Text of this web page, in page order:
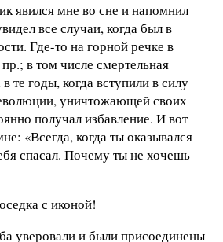
явился мне во сне и напомнил
все случаи, когда был в
Где-то на горной речке в
в том числе смертельная
те годы, когда вступили в силу
уничтожающей своих
получал избавление. И вот
«Всегда, когда ты оказывался
спасал. Почему ты не хочешь
с иконой!
уверовали и были присоединены